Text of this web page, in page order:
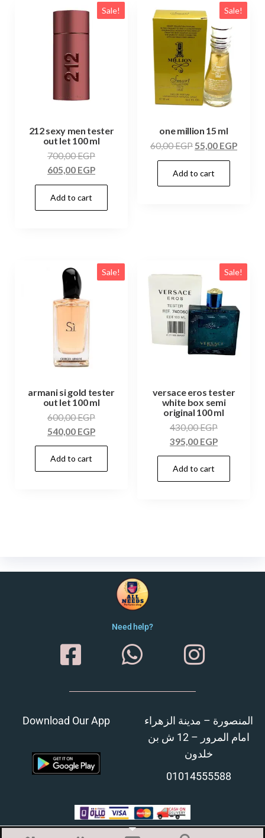
Sale!
212 sexy men tester
out let 100 ml
700,00EGP
605,00 EGP
Add to cart
Sale!
one million 15 ml
60,00EGP55,00 EGP
Add to cart
Sale!
armani si gold tester
out let 100 ml
600,00EGP
540,00 EGP
Add to cart
Sale!
versace eros tester
white box semi
original 100 ml
430,00EGP
395,00 EGP
Add to cart
Need help?
Download Our App
المنصورة – مدينة الزهراء
امام المرور – 12 ش بن
خلدون
01014555588